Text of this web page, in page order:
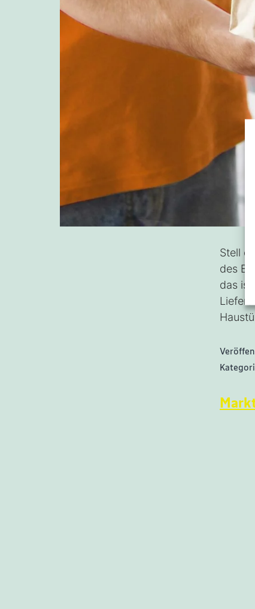
Stell
des E
das ist